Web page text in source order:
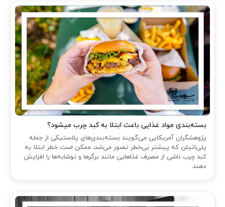
بسته‌بندی مواد غذایی باعث ابتلا به کبد چرب میشود؟
پژوهشگران آمریکایی می‌گویند بسته‌بندی‌های پلاستیکی از جمله
پلی‌اتیلن که پیشتر بی‌خطر تصور می‌شد، ممکن است خطر ابتلا به
کبد چرب ناشی از مصرف غذاهایی مانند برگرها و نوشابه‌ها را افزایش
دهند.